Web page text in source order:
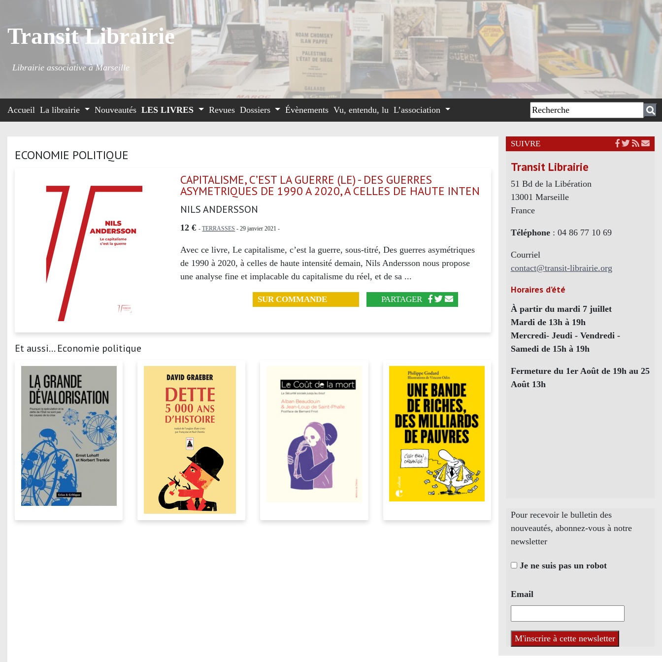
Transit Librairie
Librairie associative à Marseille
Accueil La librairie Nouveautés LES LIVRES Revues Dossiers Évènements Vu, entendu, lu L’association
ECONOMIE POLITIQUE
CAPITALISME, C’EST LA GUERRE (LE) - DES GUERRES
ASYMETRIQUES DE 1990 A 2020, A CELLES DE HAUTE INTEN
NILS ANDERSSON
12 € -TERRASSES - 29 janvier 2021 -
Avec ce livre, Le capitalisme, c’est la guerre, sous-titré, Des guerres asymétriques
de 1990 à 2020, à celles de haute intensité demain, Nils Andersson nous propose
une analyse fine et implacable du capitalisme du réel, et de sa ...
SUR COMMANDE PARTAGER
Et aussi... Economie politique
SUIVRE
Transit Librairie
51 Bd de la Libération
13001 Marseille
France
Téléphone: 04 86 77 10 69
Courriel
contact@transit-librairie.org
Horaires d’été
À partir du mardi 7 juillet
Mardi de 13h à 19h
Mercredi- Jeudi - Vendredi -
Samedi de 15h à 19h
Fermeture du 1er Août de 19h au 25
Août 13h
Pour recevoir le bulletin des
nouveautés, abonnez-vous à notre
newsletter
Je ne suis pas un robot
Email